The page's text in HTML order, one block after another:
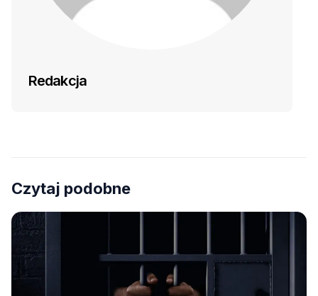
Redakcja
Czytaj podobne